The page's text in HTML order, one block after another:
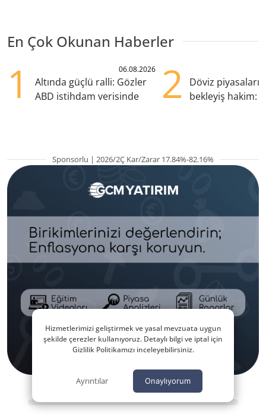
En Çok Okunan Haberler
1 06.08.2026
Altında güçlü ralli: Gözler
ABD istihdam verisinde
2
Döviz
bekleyiş hakim:
Sponsorlu | 2026/2Ç Kar/Zarar 17.84%-82.16%
Hizmetlerimizi geliştirmek ve yasal mevzuata uygun
şekilde çerezler kullanıyoruz. Detaylı bilgi ve iptal için
Gizlilik Politikamızı inceleyebilirsiniz.
Ayrıntılar Onaylıyorum